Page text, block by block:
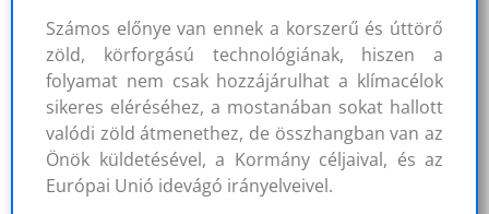
Számos előnye van ennek a korszerű és úttörő
zöld, körforgású technológiának, hiszen a
folyamat nem csak hozzájárulhat a klímacélok
sikeres eléréséhez, a mostanában sokat hallott
valódi zöld átmenethez, de összhangban van az
Önök küldetésével, a Kormány céljaival, és az
Európai Unió idevágó irányelveivel.